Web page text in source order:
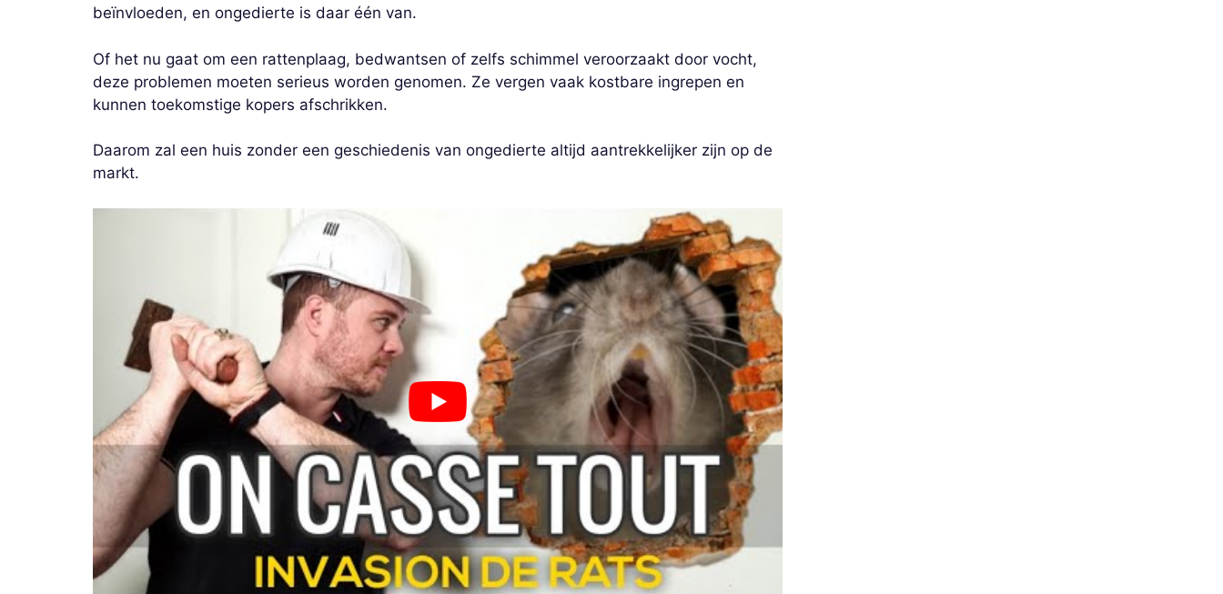
beïnvloeden, en ongedierte is daar één van.
Of het nu gaat om een ​​rattenplaag, bedwantsen of zelfs schimmel veroorzaakt door vocht,
deze problemen moeten serieus worden genomen. Ze vergen vaak kostbare ingrepen en
kunnen toekomstige kopers afschrikken.
Daarom zal een huis zonder een geschiedenis van ongedierte altijd aantrekkelijker zijn op de
markt.